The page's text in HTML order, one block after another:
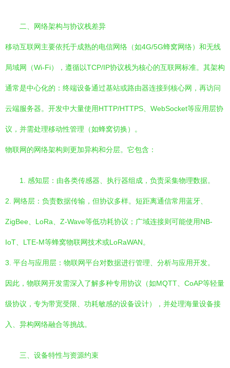
二、网络架构与协议栈差异
移动互联网主要依托于成熟的电信网络（如4G/5G蜂窝网络）和无线
局域网（Wi-Fi），遵循以TCP/IP协议栈为核心的互联网标准。其架构
通常是中心化的：终端设备通过基站或路由器连接到核心网，再访问
云端服务器。开发中大量使用HTTP/HTTPS、WebSocket等应用层协
议，并需处理移动性管理（如蜂窝切换）。
物联网的网络架构则更加异构和分层。它包含：
1. 感知层：由各类传感器、执行器组成，负责采集物理数据。
2. 网络层：负责数据传输，但协议多样。短距离通信常用蓝牙、
ZigBee、LoRa、Z-Wave等低功耗协议；广域连接则可能使用NB-
IoT、LTE-M等蜂窝物联网技术或LoRaWAN。
3. 平台与应用层：物联网平台对数据进行管理、分析与应用开发。
因此，物联网开发需深入了解多种专用协议（如MQTT、CoAP等轻量
级协议，专为带宽受限、功耗敏感的设备设计），并处理海量设备接
入、异构网络融合等挑战。
三、设备特性与资源约束